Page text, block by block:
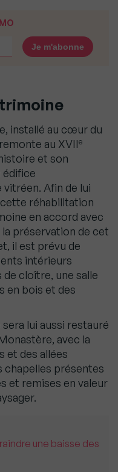
installé au cœur du
au XVIIe
et son
édifice
Afin de lui
réhabilitation
en accord avec
préservation de cet
il est prévu de
intérieurs
de cloître, une salle
en bois et des
lui aussi restauré
avec la
et des allées
chapelles présentes
et remises en valeur
une baisse des